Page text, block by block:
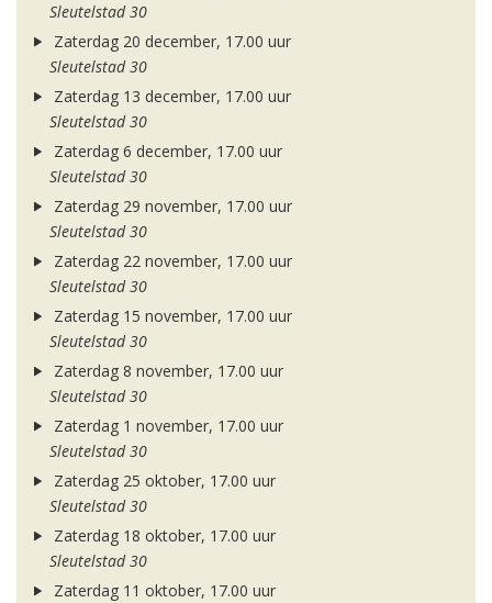
Sleutelstad 30
Zaterdag 20 december, 17.00 uur
Sleutelstad 30
Zaterdag 13 december, 17.00 uur
Sleutelstad 30
Zaterdag 6 december, 17.00 uur
Sleutelstad 30
Zaterdag 29 november, 17.00 uur
Sleutelstad 30
Zaterdag 22 november, 17.00 uur
Sleutelstad 30
Zaterdag 15 november, 17.00 uur
Sleutelstad 30
Zaterdag 8 november, 17.00 uur
Sleutelstad 30
Zaterdag 1 november, 17.00 uur
Sleutelstad 30
Zaterdag 25 oktober, 17.00 uur
Sleutelstad 30
Zaterdag 18 oktober, 17.00 uur
Sleutelstad 30
Zaterdag 11 oktober, 17.00 uur